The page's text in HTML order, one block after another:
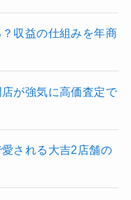
収益の仕組みを年商
が強気に高価査定で
される大吉2店舗の